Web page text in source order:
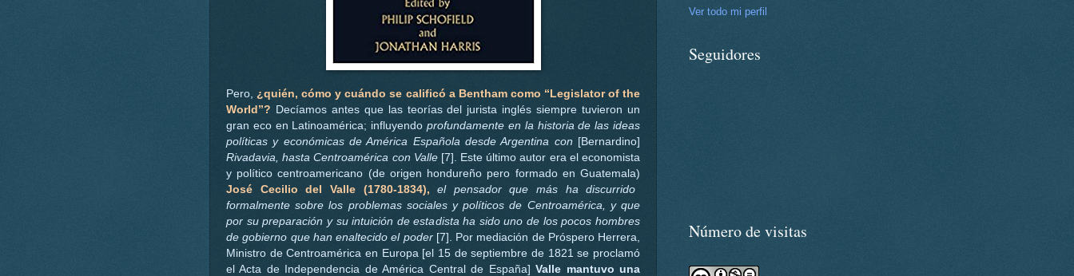
Pero, ¿quién, cómo y cuándo se calificó a Bentham como “Legislator of the
World”? Decíamos antes que las teorías del jurista inglés siempre tuvieron un
gran eco en Latinoamérica; influyendoprofundamente en la historia de las ideas
políticas y económicas de América Española desde Argentina con[Bernardino]
Rivadavia, hasta Centroamérica con Valle[7]. Este último autor era el economista
y político centroamericano (de origen hondureño pero formado en Guatemala)
José Cecilio del Valle (1780-1834),
el pensador que más ha discurrido
formalmente sobre los problemas sociales y políticos de Centroamérica, y que
por su preparación y su intuición de estadista ha sido uno de los pocos hombres
de gobierno que han enaltecido el poder[7]. Por mediación de Próspero Herrera,
Ministro de Centroamérica en Europa [el 15 de septiembre de 1821 se proclamó
el Acta de Independencia de América Central de España]Valle mantuvo una
Ver todo mi perfil
Seguidores
Número de visitas